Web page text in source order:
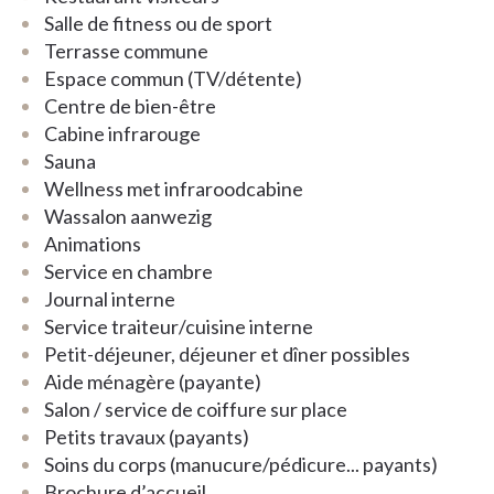
veiligheid en privacy.
De residentie bevindt zich op een terrein van 2 ha
met ruime parkeergelegenheid en veel groene
zones. Per verdiep is er een grote, lichte
gemeenschappelijke ruimte waar u medebewoners
kunt ontmoeten. De residentie beschikt over een
eigen wassalon. U kunt ook gebruikmaken van de
gemeenschappelijke ruimtes van het nabijgelegen
woonzorgcentrum, zoals de leesruimte of de
gezellige brasserie. Alles is ingericht met kwalitatief
en stijlvol meubilair en geeft een warme, huiselijke
sfeer.
Er is 24 uur op 24 permanentie van een
verpleegkundige uit ons eigen zorgteam, die
bereikbaar is via het noodoproepsysteem. Wij
Salle de fitness ou de sport
Terrasse commune
Espace commun (TV/détente)
Centre de bien-être
Cabine infrarouge
Sauna
Wellness met infraroodcabine
Wassalon aanwezig
Animations
Service en chambre
Journal interne
Service traiteur/cuisine interne
Petit-déjeuner, déjeuner et dîner possibles
Aide ménagère (payante)
Salon / service de coiffure sur place
Petits travaux (payants)
Soins du corps (manucure/pédicure... payants)